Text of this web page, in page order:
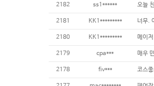
2182 ss1******
2181 KK1*********
2180 KK1*********
2179 cpa***
2178 fiv***